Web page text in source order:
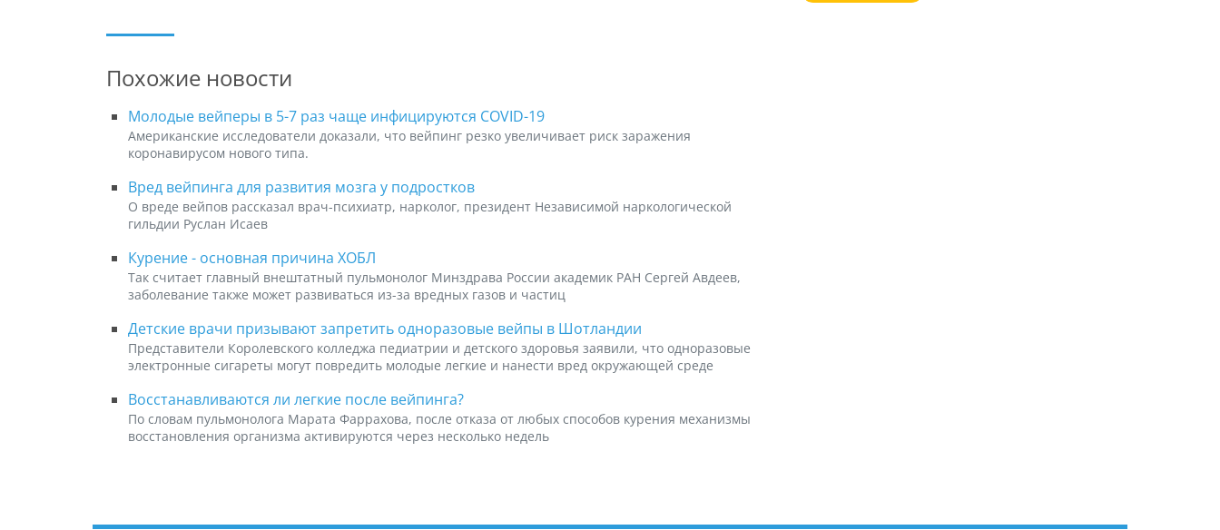
Похожие новости
Молодые вейперы в 5-7 раз чаще инфицируются COVID-19
Американские исследователи доказали, что вейпинг резко увеличивает риск заражения
коронавирусом нового типа.
Вред вейпинга для развития мозга у подростков
О вреде вейпов рассказал врач-психиатр, нарколог, президент Независимой наркологической
гильдии Руслан Исаев
Курение - основная причина ХОБЛ
Так считает главный внештатный пульмонолог Минздрава России академик РАН Сергей Авдеев,
заболевание также может развиваться из-за вредных газов и частиц
Детские врачи призывают запретить одноразовые вейпы в Шотландии
Представители Королевского колледжа педиатрии и детского здоровья заявили, что одноразовые
электронные сигареты могут повредить молодые легкие и нанести вред окружающей среде
Восстанавливаются ли легкие после вейпинга?
По словам пульмонолога Марата Фаррахова, после отказа от любых способов курения механизмы
восстановления организма активируются через несколько недель